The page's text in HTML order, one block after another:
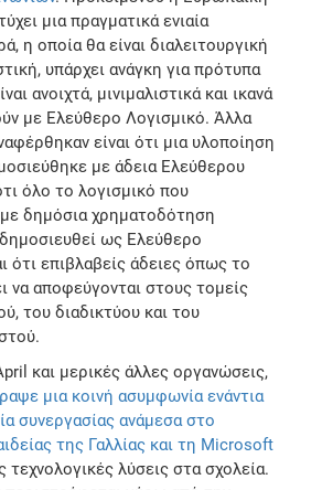
μια πραγματικά ενιαία
η οποία θα είναι διαλειτουργική
υπάρχει ανάγκη για πρότυπα
ανοιχτά, μινιμαλιστικά και ικανά
με Ελεύθερο Λογισμικό. Άλλα
είναι ότι μια υλοποίηση
με άδεια Ελεύθερου
όλο το λογισμικό που
δημόσια χρηματοδότηση
ως Ελεύθερο
ότι επιβλαβείς άδειες όπως το
να αποφεύγονται στους τομείς
του διαδικτύου και του
και μερικές άλλες οργανώσεις,
μια κοινή ασυμφωνία ενάντια
συνεργασίας ανάμεσα στο
της Γαλλίας και τη Microsoft
τεχνολογικές λύσεις στα σχολεία.